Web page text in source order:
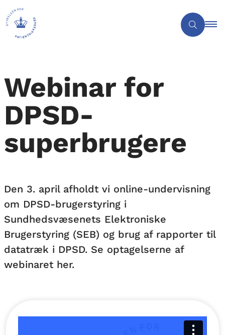
Webinar for
DPSD-
superbrugere
Den 3. april afholdt vi online-undervisning
om DPSD-brugerstyring i
Sundhedsvæsenets Elektroniske
Brugerstyring (SEB) og brug af rapporter til
datatræk i DPSD. Se optagelserne af
webinaret her.